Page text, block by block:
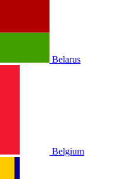
Belarus
Belgium